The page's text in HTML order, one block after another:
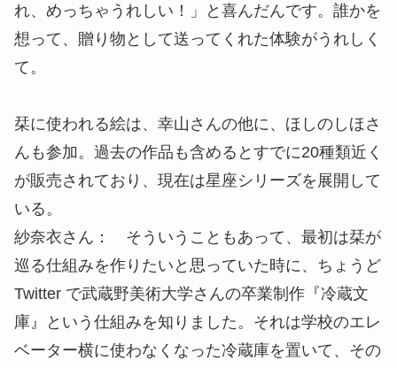
れ、めっちゃうれしい！」と喜んだんです。誰かを
想って、贈り物として送ってくれた体験がうれしく
て。
栞に使われる絵は、幸山さんの他に、ほしのしほさ
んも参加。過去の作品も含めるとすでに20種類近く
が販売されており、現在は星座シリーズを展開して
いる。
紗奈衣さん： そういうこともあって、最初は栞が
巡る仕組みを作りたいと思っていた時に、ちょうど
Twitter で武蔵野美術大学さんの卒業制作『冷蔵文
庫』という仕組みを知りました。それは学校のエレ
ベーター横に使わなくなった冷蔵庫を置いて、その